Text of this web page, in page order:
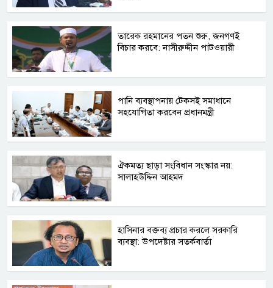
তারেক রহমানের পতন শুরু, জনগণই
বিচার করবে: নাসীরুদ্দীন পাটওয়ারী
পানি ব্যবস্থাপনায় টেকসই সমাধানে
সহযোগিতা করবেন প্রধানমন্ত্রী
ঐকমত্য ছাড়া সংবিধান সংস্কার নয়:
সালাহউদ্দিন আহমদ
হাসিনার বক্তব্য প্রচার করলে সরকারি
ব্যবস্থা: উপদেষ্টার সতর্কবার্তা